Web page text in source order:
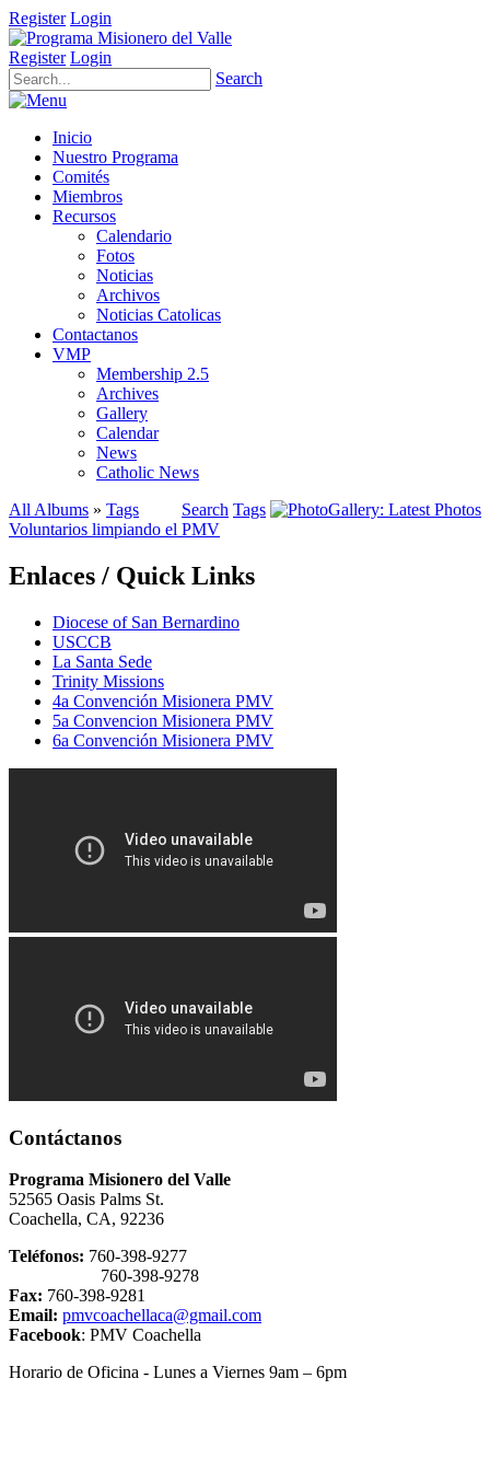
Register Login
Register Login
Search
Inicio
Nuestro Programa
Comités
Miembros
Recursos
Calendario
Fotos
Noticias
Archivos
Noticias Catolicas
Contactanos
VMP
Membership 2.5
Archives
Gallery
Calendar
News
Catholic News
All Albums » Tags Search Tags
Voluntarios limpiando el PMV
Enlaces / Quick Links
Diocese of San Bernardino
USCCB
La Santa Sede
Trinity Missions
4a Convención Misionera PMV
5a Convencion Misionera PMV
6a Convención Misionera PMV
Contáctanos
Programa Misionero del Valle
52565 Oasis Palms St.
Coachella, CA, 92236
Teléfonos: 760-398-9277
760-398-9278
Fax: 760-398-9281
Email: pmvcoachellaca@gmail.com
Facebook: PMV Coachella
Horario de Oficina - Lunes a Viernes 9am – 6pm